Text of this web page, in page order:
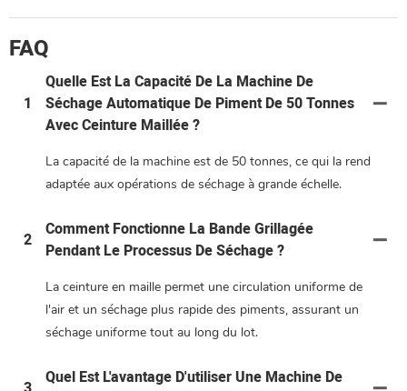
FAQ
1
Quelle Est La Capacité De La Machine De
Séchage Automatique De Piment De 50 Tonnes
Avec Ceinture Maillée ?
La capacité de la machine est de 50 tonnes, ce qui la rend
adaptée aux opérations de séchage à grande échelle.
2
Comment Fonctionne La Bande Grillagée
Pendant Le Processus De Séchage ?
La ceinture en maille permet une circulation uniforme de
l'air et un séchage plus rapide des piments, assurant un
séchage uniforme tout au long du lot.
Quel Est L'avantage D'utiliser Une Machine De